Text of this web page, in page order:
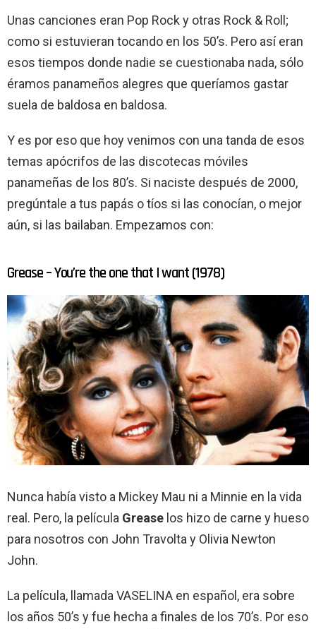
Unas canciones eran Pop Rock y otras Rock & Roll;
como si estuvieran tocando en los 50’s. Pero así eran
esos tiempos donde nadie se cuestionaba nada, sólo
éramos panameños alegres que queríamos gastar
suela de baldosa en baldosa.
Y es por eso que hoy venimos con una tanda de esos
temas apócrifos de las discotecas móviles
panameñas de los 80’s. Si naciste después de 2000,
pregúntale a tus papás o tíos si las conocían, o mejor
aún, si las bailaban. Empezamos con:
Grease – You’re the one that I want (1978)
Nunca había visto a Mickey Mau ni a Minnie en la vida
real. Pero, la película Grease los hizo de carne y hueso
para nosotros con John Travolta y Olivia Newton
John.
La película, llamada VASELINA en español, era sobre
los años 50’s y fue hecha a finales de los 70’s. Por eso